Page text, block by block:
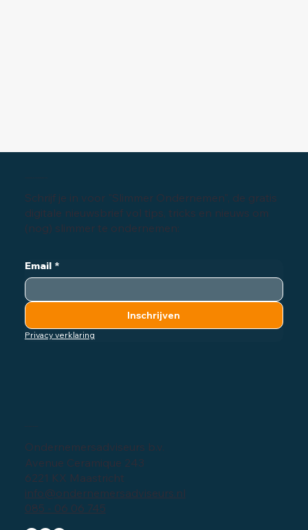
Inschrijven digitale nieuwsbrief
Schrijf je in voor "Slimmer Ondernemen", de gratis
digitale nieuwsbrief vol tips, tricks en nieuws om
(nog) slimmer te ondernemen:
Bedrijfsgegevens
Ondernemersadviseurs b.v.
Avenue Ceramique 243
6221 KX Maastricht
info@ondernemersadviseurs.nl
085 - 06 06 745
Email *
Inschrijven
Privacy verklaring